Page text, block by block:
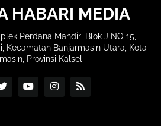
HABARI MEDIA
Perdana Mandiri Blok J NO 15,
Kecamatan Banjarmasin Utara, Kota
Provinsi Kalsel